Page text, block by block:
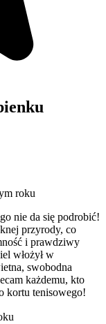
roku
nie da się podrobić!
przyrody, co
i prawdziwy
włożył w
swobodna
każdemu, kto
kortu tenisowego!